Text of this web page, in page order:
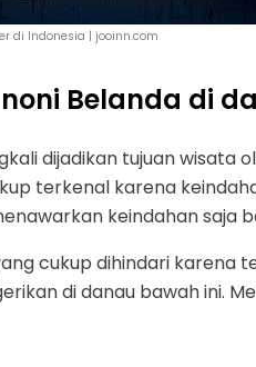
di Indonesia | jooinn.com
Belanda di
dijadikan tujuan wisata
terkenal karena
keindahan saja
cukup dihindari karena
di danau bawah ini.